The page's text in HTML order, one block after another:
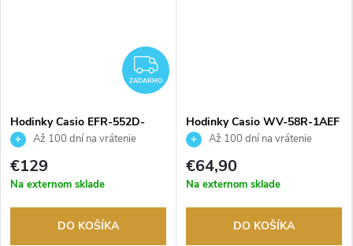
ZADARMO
ZADARMO
Hodinky Casio EFR-552D-
1A2VUEFAž 100 dní na vrátenie
tovaru. Autorizovaný predajca.
€129
Na externom sklade
DO KOŠÍKA
Hodinky Casio WV-58R-1AEF
Až 100 dní na vrátenie
tovaru. Autorizovaný predajca.
€64,90
Na externom sklade
DO KOŠÍKA